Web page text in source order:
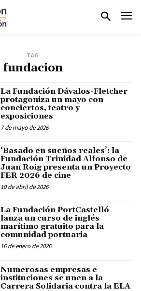
TAG
fundacion
La Fundación Dávalos-Fletcher
protagoniza un mayo con
conciertos, teatro y
exposiciones
7 de mayo de 2026
‘Basado en sueños reales’: la
Fundación Trinidad Alfonso de
Juan Roig presenta un Proyecto
FER 2026 de cine
10 de abril de 2026
La Fundación PortCastelló
lanza un curso de inglés
marítimo gratuito para la
comunidad portuaria
16 de enero de 2026
Numerosas empresas e
instituciones se unen a la
Carrera Solidaria contra la ELA